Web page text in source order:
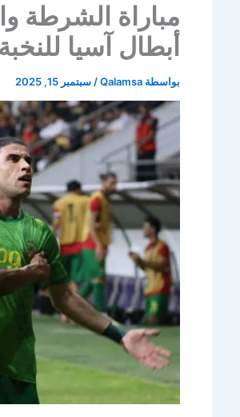
مباراة الشرطة
أبطال آسيا للنخبة 2026
بواسطة Qalamsa
/ سبتمبر 15, 2025